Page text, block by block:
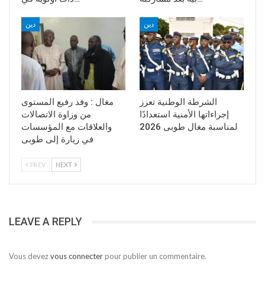
دين
مغال : وفد رفيع المستوى
من وزاوة الاتصالات
والعلاقات مع المؤسسات
في زيارة إلى طوبى
دين
الشرطة الوطنية تعزز
إجراءاتها الأمنية استعدادًا
لمناسبة مغال طوبى 2026
PREV NEXT
LEAVE A REPLY
Vous devezvous connecterpour publier un commentaire.